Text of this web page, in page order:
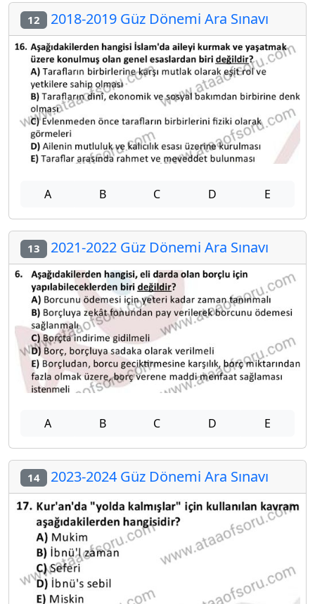
12 2018-2019 Güz Dönemi Ara Sınavı
A B C D E
13 2021-2022 Güz Dönemi Ara Sınavı
A B C D E
14 2023-2024 Güz Dönemi Ara Sınavı